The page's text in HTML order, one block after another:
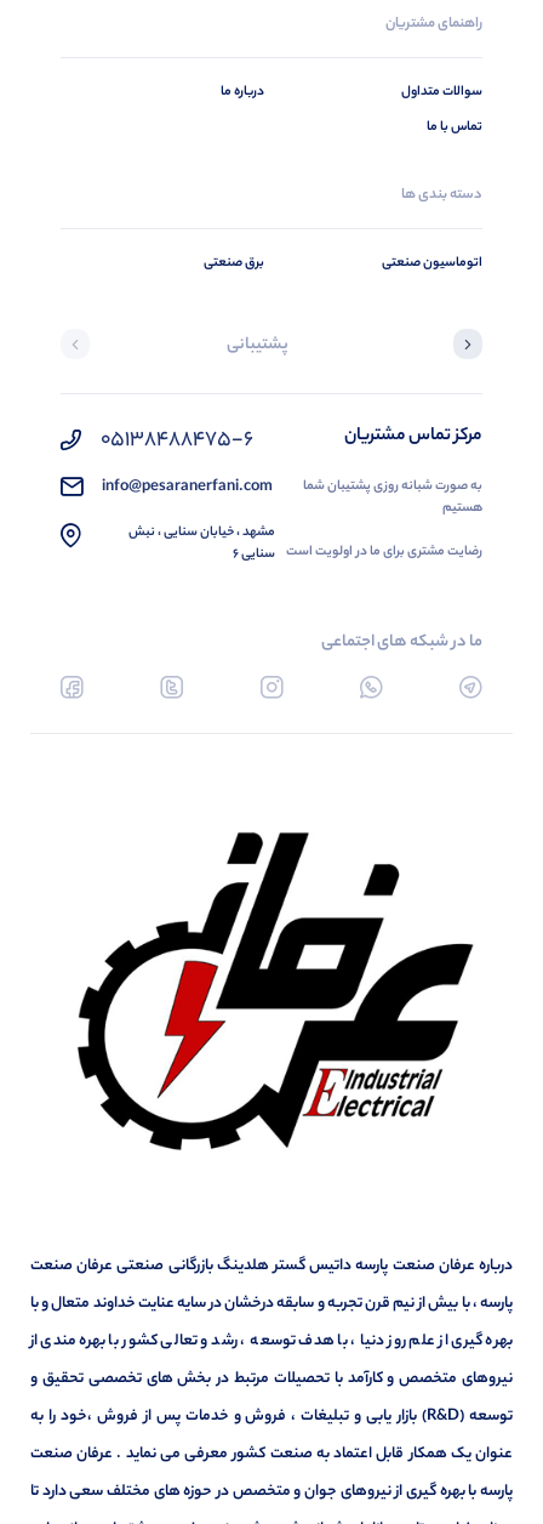
راهنمای مشتریان
سوالات متداول
تماس با ما
درباره ما
دسته بندی ها
اتوماسیون صنعتی برق صنعتی
پشتیبانی
مرکز تماس مشتریان
به صورت شبانه روزی پشتیبان شما
هستیم
رضایت مشتری برای ما در اولویت است
05138488475-6
info@pesaranerfani.com
مشهد ، خیابان سنایی ، نبش
سنایی 6
ما در شبکه های اجتماعی
درباره عرفان صنعت پارسه داتیس گستر هلدینگ بازرگانی صنعتی عرفان صنعت
پارسه ، با بیش از نیم قرن تجربه و سابقه درخشان در سایه عنایت خداوند متعال و با
بهره گیری از علم روز دنیا ، با هدف توسعه ، رشد و تعالی کشور با بهره مندی از
نیروهای متخصص و کارآمد با تحصیلات مرتبط در بخش های تخصصی تحقیق و
توسعه (R&D) بازار یابی و تبلیغات ، فروش و خدمات پس از فروش ،خود را به
عنوان یک همکار قابل اعتماد به صنعت کشور معرفی می نماید . عرفان صنعت
پارسه با بهره گیری از نیروهای جوان و متخصص در حوزه های مختلف سعی دارد تا